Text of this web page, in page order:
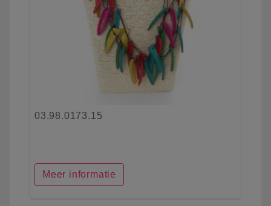
03.98.0173.15
Meer informatie